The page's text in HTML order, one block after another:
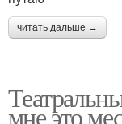
читать дальше →
мне это